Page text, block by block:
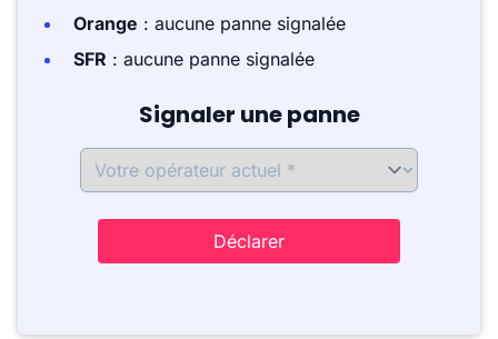
Orange : aucune panne signalée
SFR : aucune panne signalée
Signaler une panne
Déclarer